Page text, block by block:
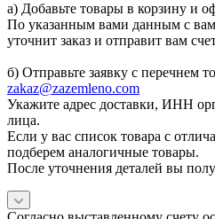
а) Добавьте товары в корзину и
По указанным вами данным с
уточнит заказ и отправит вам
б) Отправьте заявку с перечнем
zakaz@zazemleno.com
Укажите адрес доставки, ИНН
лица.
Если у вас список товара с
подберем аналогичные товары.
После уточнения деталей вы